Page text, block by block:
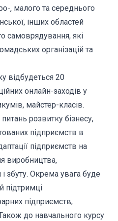
, малого та середнього
інших областей
самоврядування, які
організацій та
відбудеться 20
онлайн-заходів у
майстер-класів.
розвитку бізнесу,
підприємств в
підприємств на
виробництва,
збуту. Окрема увага буде
підтримці
підприємств,
до навчального курсу